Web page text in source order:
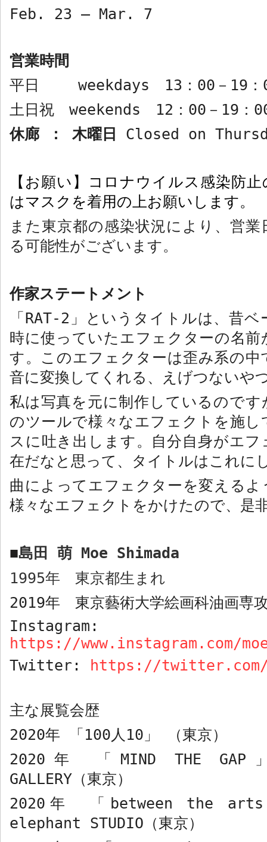
Feb. 23 – Mar. 7
営業時間
平日 weekdays 13 ： 00 － 19 ：
土日祝 weekends 12 ： 00 － 19 ：
休廊 ： 木曜日 Closed on
【お願い】コロナウイルス感染防
はマスクを着用の上お願いします。
また東京都の感染状況により、営
る可能性がございます。
作家ステートメント
「 RAT-2 」というタイトルは、昔
時に使っていたエフェクターの名
す。このエフェクターは歪み系の
音に変換してくれる、えげつないや
私は写真を元に制作しているので
のツールで様々なエフェクトを施
スに吐き出します。自分自身がエ
在だなと思って、タイトルはこれに
曲によってエフェクターを変える
様々なエフェクトをかけたので、是
■島田 萌 Moe Shimada
1995年 東京都生まれ
2019年 東京藝術大学絵画科油画専
Instagram:
https://www.instagram.com/
Twitter:
https://twitter.com/
主な展覧会歴
2020年 「100人10 」
（東京）
2020 年 「 MIND THE GAP
GALLERY （東京）
2020 年 「
between the
elephant STUDIO （東京）